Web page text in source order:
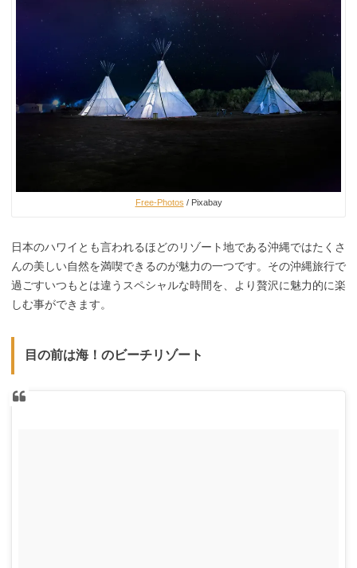
Free-Photos / Pixabay
日本のハワイとも言われるほどのリゾート地である沖縄ではたくさ
んの美しい自然を満喫できるのが魅力の一つです。その沖縄旅行で
過ごすいつもとは違うスペシャルな時間を、より贅沢に魅力的に楽
しむ事ができます。
目の前は海！のビーチリゾート